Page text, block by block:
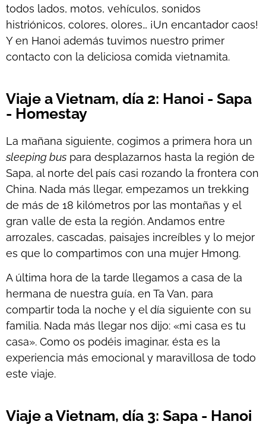
todos lados, motos, vehículos, sonidos
histriónicos, colores, olores… ¡Un encantador caos!
Y en Hanoi además tuvimos nuestro primer
contacto con la deliciosa comida vietnamita.
Viaje a Vietnam, día 2: Hanoi - Sapa
- Homestay
La mañana siguiente, cogimos a primera hora un
sleeping bus para desplazarnos hasta la región de
Sapa, al norte del país casi rozando la frontera con
China. Nada más llegar, empezamos un trekking
de más de 18 kilómetros por las montañas y el
gran valle de esta la región. Andamos entre
arrozales, cascadas, paisajes increíbles y lo mejor
es que lo compartimos con una mujer Hmong.
A última hora de la tarde llegamos a casa de la
hermana de nuestra guía, en Ta Van, para
compartir toda la noche y el día siguiente con su
familia. Nada más llegar nos dijo: «mi casa es tu
casa». Como os podéis imaginar, ésta es la
experiencia más emocional y maravillosa de todo
este viaje.
Viaje a Vietnam, día 3: Sapa - Hanoi